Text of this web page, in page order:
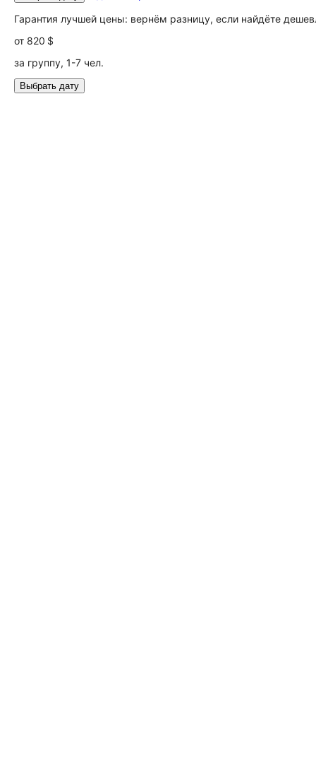
Гарантия лучшей цены: вернём разницу, если найдёте
от 820 $
за группу, 1-7 чел.
Выбрать дату